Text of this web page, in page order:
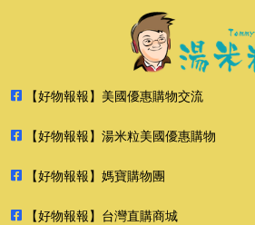
【好物報報】美國優惠購物交流
【好物報報】湯米粒美國優惠購物
【好物報報】媽寶購物團
【好物報報】台灣直購商城